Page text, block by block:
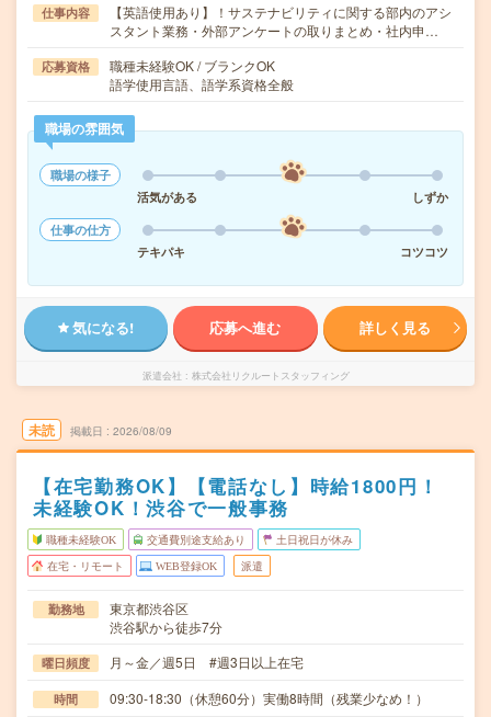
仕事内容
【英語使用あり】！サステナビリティに関する部内のアシ
スタント業務・外部アンケートの取りまとめ・社内申…
応募資格
職種未経験OK / ブランクOK
語学使用言語、語学系資格全般
職場の雰囲気
職場の様子
活気がある
しずか
仕事の仕方
テキパキ
コツコツ
気になる! 応募へ進む 詳しく見る
派遣会社 株式会社リクルートスタッフィング
未読 掲載日 2026/08/09
【在宅勤務OK】【電話なし】時給1800円！
未経験OK！渋谷で一般事務
職種未経験OK 交通費別途支給あり 土日祝日が休み
在宅・リモート WEB登録OK 派遣
勤務地
東京都渋谷区
渋谷駅から徒歩7分
曜日頻度 月～金／週5日 #週3日以上在宅
時間 09:30-18:30（休憩60分）実働8時間（残業少なめ！）